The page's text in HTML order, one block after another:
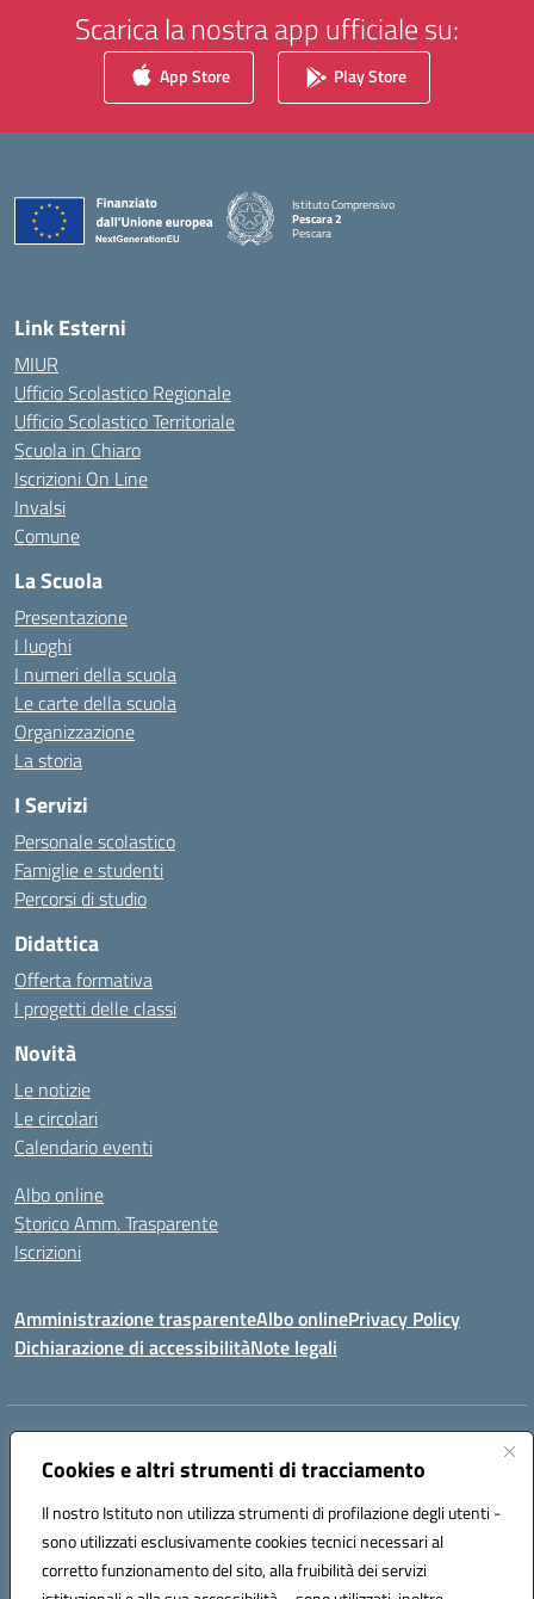
Cookies e altri strumenti di tracciamento
Il nostro Istituto non utilizza strumenti di profilazione degli utenti -
sono utilizzati esclusivamente cookies tecnici necessari al
corretto funzionamento del sito, alla fruibilità dei servizi
Scarica la nostra app ufficiale su:
App Store Play Store
Istituto Comprensivo
Pescara 2
Pescara
Link Esterni
MIUR
Ufficio Scolastico Regionale
Ufficio Scolastico Territoriale
Scuola in Chiaro
Iscrizioni On Line
Invalsi
Comune
La Scuola
Presentazione
I luoghi
I numeri della scuola
Le carte della scuola
Organizzazione
La storia
I Servizi
Personale scolastico
Famiglie e studenti
Percorsi di studio
Didattica
Offerta formativa
I progetti delle classi
Novità
Le notizie
Le circolari
Calendario eventi
Albo online
Storico Amm. Trasparente
Iscrizioni
Amministrazione trasparenteAlbo onlinePrivacy Policy
Dichiarazione di accessibilitàNote legali
Indirizzo:
Centralino:08561100 Email:peic83100x@istruzione.it
Codice fiscale: 91117450683
Codice meccanografico:
PEIC83100X
Codice unico di fatturazione (CUF): UFTPJP